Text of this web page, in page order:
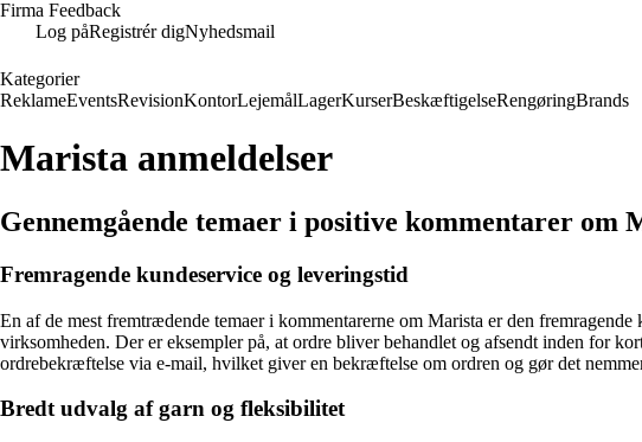
Firma Feedback
Log påRegistrér digNyhedsmail
Kategorier
ReklameEventsRevisionKontorLejemålLagerKurserBeskæftigelseRengøringBrands
Marista anmeldelser
Gennemgående temaer i positive kommentarer om
Fremragende kundeservice og leveringstid
En af de mest fremtrædende temaer i kommentarerne om Marista er den
virksomheden. Der er eksempler på, at ordre bliver behandlet og afsendt inden for
ordrebekræftelse via e-mail, hvilket giver en bekræftelse om ordren og gør det
Bredt udvalg af garn og fleksibilitet